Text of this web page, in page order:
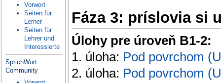
Fáza 3: príslovia si
Úlohy pre úroveň B1-2:
1. úloha: Pod povrchom
2. úloha: Pod povrchom
Vorwort
Seiten für
Lerner
Seiten für
Lehrer und
Interessierte
SprichWort
Community